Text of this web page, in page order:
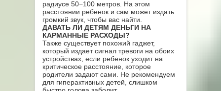
радиусе 50−100 метров. На этом
расстоянии ребенок и сам может издать
громкий звук, чтобы вас найти.
ДАВАТЬ ЛИ ДЕТЯМ ДЕНЬГИ НА
КАРМАННЫЕ РАСХОДЫ?
Также существует похожий гаджет,
который издает сигнал тревоги на обоих
устройствах, если ребенок уходит на
критическое расстояние, которое
родители задают сами. Не рекомендуем
для гиперактивных детей, слишком